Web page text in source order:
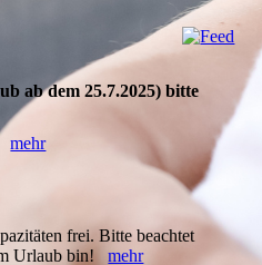
ab dem 25.7.2025) bitte
mehr
frei. Bitte beachtet
im Urlaub bin!mehr